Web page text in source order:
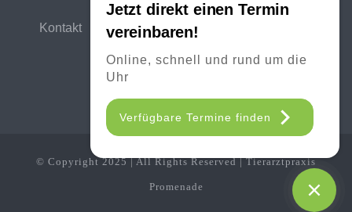
Jetzt direkt einen Termin
vereinbaren!
Online, schnell und rund um die
Uhr
Verfügbare Termine finden
Kontakt
© Copyright 2025 | All Rights Reserved | Tierarztpraxis
Promenade